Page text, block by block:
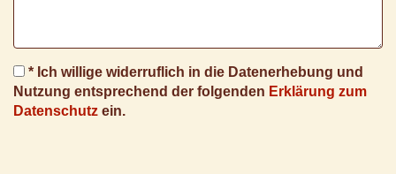
* Ich willige widerruflich in die Datenerhebung und
Nutzung entsprechend der folgenden Erklärung zum
Datenschutz ein.